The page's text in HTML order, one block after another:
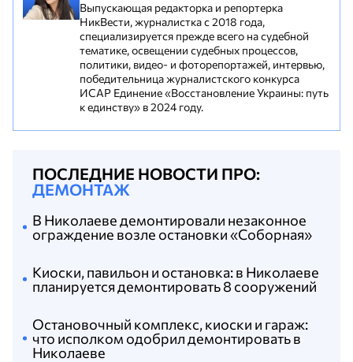
Выпускающая редакторка и репортерка
НикВести, журналистка с 2018 года,
специализируется прежде всего на судебной
тематике, освещении судебных процессов,
политики, видео- и фоторепортажей, интервью,
победительница журналистского конкурса
ИСАР Единение «Восстановление Украины: путь
к единству» в 2024 году.
ПОСЛЕДНИЕ НОВОСТИ ПРО:
ДЕМОНТАЖ
Остановочный комплекс, киоски и гараж:
что исполком одобрил демонтировать в
Николаеве
Киоски, павильон и остановка: в Николаеве
планируется демонтировать 8 сооружений
В Николаеве демонтировали незаконное
ограждение возле остановки «Соборная»